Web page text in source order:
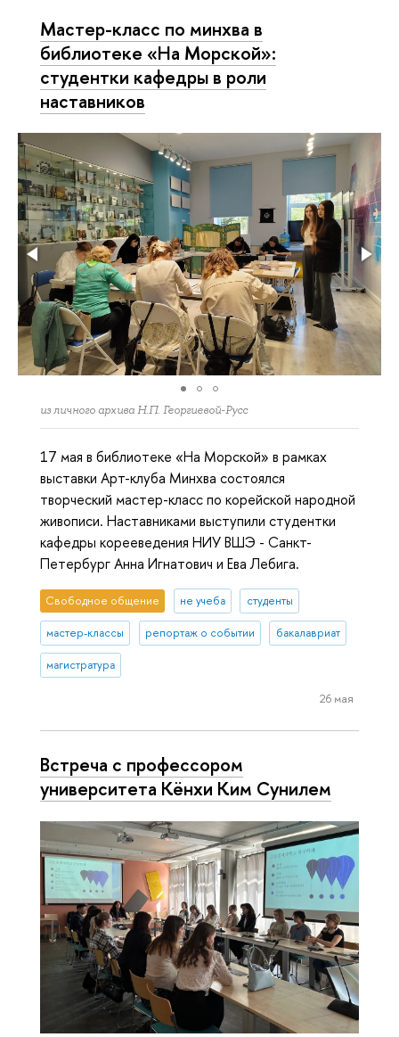
Мастер-класс по минхва в
библиотеке «На Морской»:
студентки кафедры в роли
наставников
из личного архива Н.П. Георгиевой-Русс
17 мая в библиотеке «На Морской» в рамках
выставки Арт-клуба Минхва состоялся
творческий мастер-класс по корейской народной
живописи. Наставниками выступили студентки
кафедры корееведения НИУ ВШЭ - Санкт-
Петербург Анна Игнатович и Ева Лебига.
Свободное общение не учеба студенты
мастер-классы репортаж о событии бакалавриат
магистратура
26 мая
Встреча с профессором
университета Кёнхи Ким Сунилем